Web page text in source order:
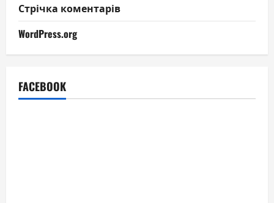
Стрічка коментарів
WordPress.org
FACEBOOK